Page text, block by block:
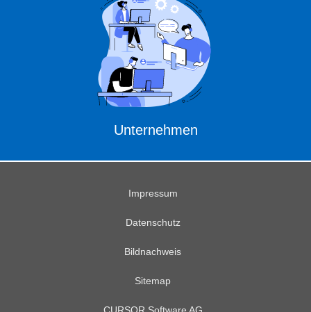
Unternehmen
Impressum
Datenschutz
Bildnachweis
Sitemap